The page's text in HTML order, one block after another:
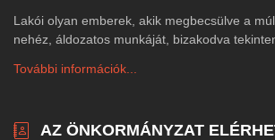
Lakói olyan emberek, akik megbecsülve a
nehéz, áldozatos munkáját, bizakodva
További információk...
AZ ÖNKORMÁNYZAT